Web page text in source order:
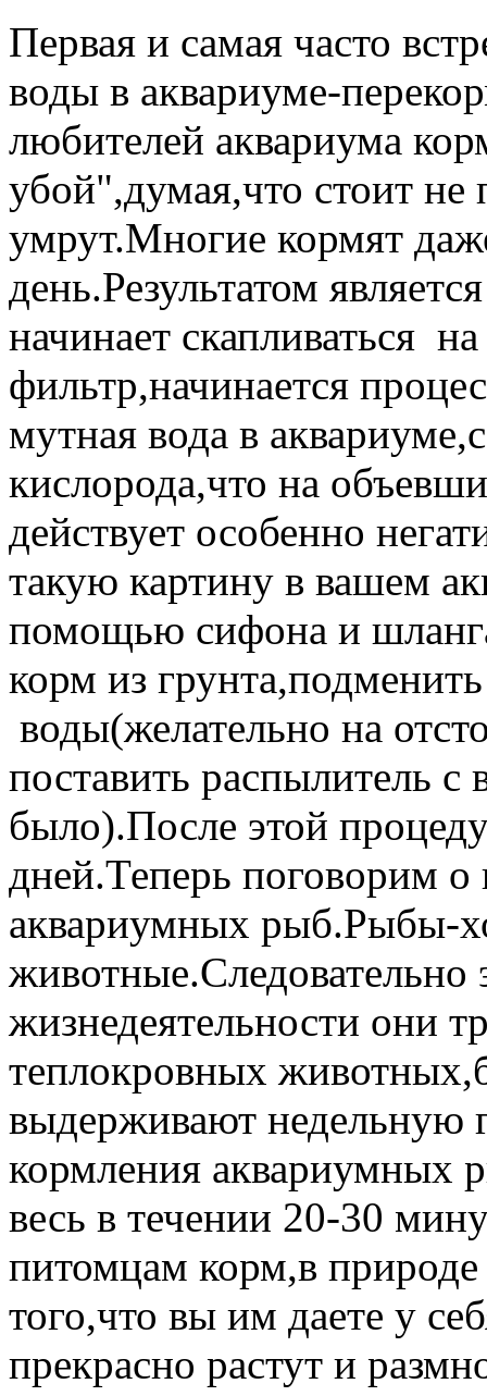
Первая и самая часто
воды в аквариуме-
любителей аквариума
убой",думая,что стоит не
умрут.Многие кормят
день.Результатом
начинает скапливаться
фильтр,начинается
мутная вода в
кислорода,что на
действует особенно
такую картину в вашем
помощью сифона и
корм из
воды(желательно на
поставить распылитель с
было).После этой
дней.Теперь поговорим о
аквариумных рыб.Рыбы-
животные.Следовательно
жизнедеятельности они
теплокровных
выдерживают недельную
кормления аквариумных
весь в течении 20-30
питомцам корм,в
того,что вы им даете у
прекрасно растут и